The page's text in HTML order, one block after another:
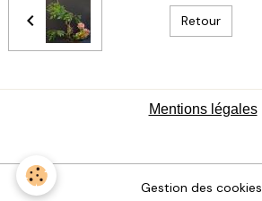
Retour
Mentions légales
Gestion des cookies